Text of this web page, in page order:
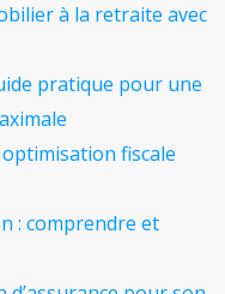
à la retraite avec
pratique pour une
optimisation fiscale
: comprendre et